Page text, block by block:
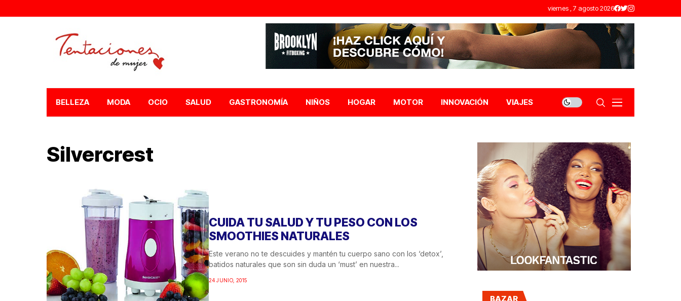
viernes , 7 agosto 2026
BELLEZA MODA OCIO SALUD GASTRONOMÍA NIÑOS HOGAR MOTOR INNOVACIÓN VIAJES
Silvercrest
CUIDA TU SALUD Y TU PESO CON LOS
SMOOTHIES NATURALES
Este verano no te descuides y mantén tu cuerpo sano con los ‘detox’,
batidos naturales que son sin duda un ‘must’ en nuestra...
24 JUNIO, 2015
BAZAR